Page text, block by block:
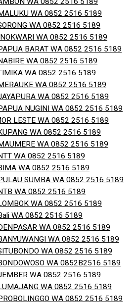
WA 0852 2516 5189
WA 0852 2516 5189
WA 0852 2516 5189
BARAT WA 0852 2516 5189
WA 0852 2516 5189
WA 0852 2516 5189
WA 0852 2516 5189
WA 0852 2516 5189
NUGINI WA 0852 2516 5189
LESTE WA 0852 2516 5189
WA 0852 2516 5189
WA 0852 2516 5189
WA 0852 2516 5189
WA 0852 2516 5189
SUMBA WA 0852 2516 5189
WA 0852 2516 5189
WA 0852 2516 5189
WA 0852 2516 5189
WA 0852 2516 5189
WA 0852 2516 5189
WA 0852 2516 5189
WA 0852B2516 5189
WA 0852 2516 5189
WA 0852 2516 5189
WA 0852 2516 5189